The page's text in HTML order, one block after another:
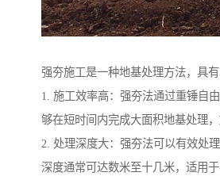
强夯施工是一种地基处理方法，具有
1. 施工效率高：强夯法通过重锤自
够在短时间内完成大面积地基处理，
2. 处理深度大：强夯法可以有效处
深度通常可达数米至十几米，适用于